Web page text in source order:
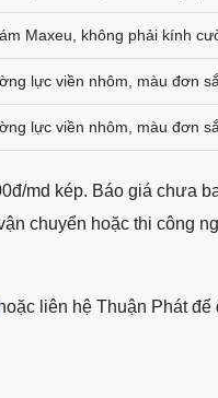
Maxeu, không phải kính
lực viền nhôm, màu đơn
lực viền nhôm, màu đơn
md kép. Báo giá chưa
chuyển hoặc thi công
hoặc liên hệ Thuận Phát